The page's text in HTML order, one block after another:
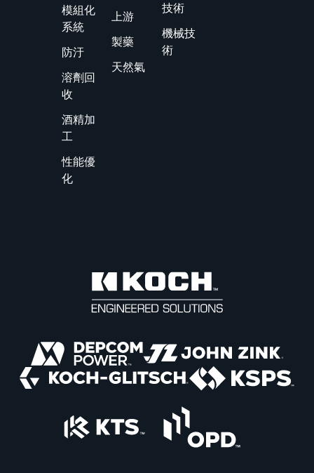
模組化
系統
防汙
溶劑回
收
酒精加
工
性能優
化
上游
製藥
天然氣
技術
機械技
術